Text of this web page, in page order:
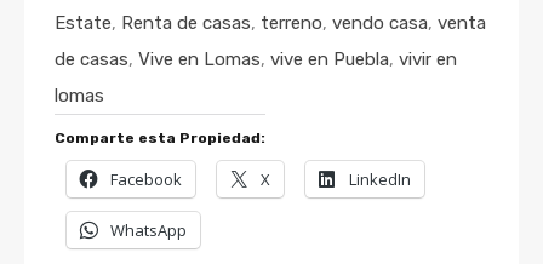
Estate, Renta de casas, terreno, vendo casa, venta
de casas, Vive en Lomas, vive en Puebla, vivir en
lomas
Comparte esta Propiedad:
Facebook X LinkedIn
WhatsApp